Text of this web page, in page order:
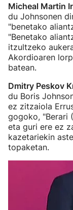
Micheal Martin
du Johnsonen
"benetako
"Benetako
itzultzeko
Akordioaren
batean.
Dmitry Peskov
du Boris
ez zitzaiola
gogoko, "Berari
eta guri ere ez
kazetariekin
topaketan.